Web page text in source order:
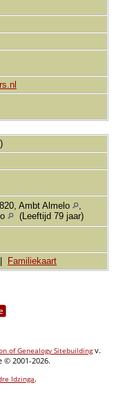
Ambt Almelo
(Leeftijd 79 jaar)
Familiekaart
of Genealogy Sitebuildingv.
© 2001-2026.
Idzinga.